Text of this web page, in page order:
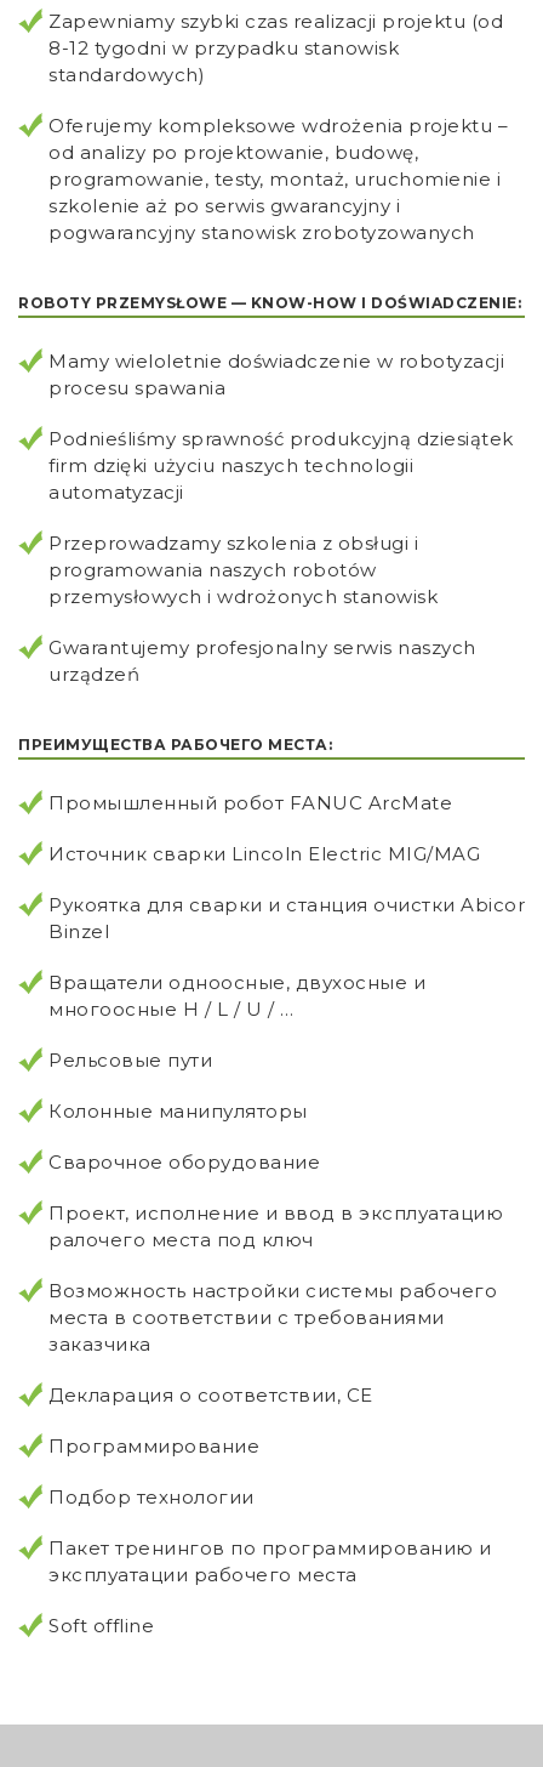
Zapewniamy szybki czas realizacji projektu (od
8-12 tygodni w przypadku stanowisk
standardowych)
Oferujemy kompleksowe wdrożenia projektu –
od analizy po projektowanie, budowę,
programowanie, testy, montaż, uruchomienie i
szkolenie aż po serwis gwarancyjny i
pogwarancyjny stanowisk zrobotyzowanych
ROBOTY PRZEMYSŁOWE — KNOW-HOW I DOŚWIADCZENIE:
Mamy wieloletnie doświadczenie w robotyzacji
procesu spawania
Podnieśliśmy sprawność produkcyjną dziesiątek
firm dzięki użyciu naszych technologii
automatyzacji
Przeprowadzamy szkolenia z obsługi i
programowania naszych robotów
przemysłowych i wdrożonych stanowisk
Gwarantujemy profesjonalny serwis naszych
urządzeń
ПРЕИМУЩЕСТВА РАБОЧЕГО МЕСТА:
Промышленный робот FANUC ArcMate
Источник сварки Lincoln Electric MIG/MAG
Рукоятка для сварки и станция очистки Abicor
Binzel
Вращатели одноосные, двухосные и
многоосные H / L / U / …
Рельсовые пути
Колонные манипуляторы
Сварочное оборудование
Проект, исполнение и ввод в эксплуатацию
ралочего места под ключ
Возможность настройки системы рабочего
места в соответствии с требованиями
заказчика
Декларация о соответствии, CE
Программирование
Подбор технологии
Пакет тренингов по программированию и
эксплуатации рабочего места
Soft offline